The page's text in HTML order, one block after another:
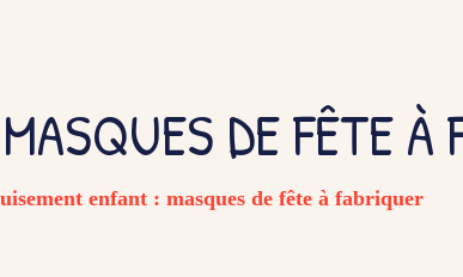
DE FÊTE À
enfant : masques de fête à fabriquer